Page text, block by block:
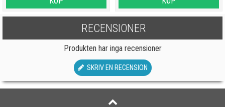
RECENSIONER
Produkten har inga recensioner
SKRIV EN RECENSION